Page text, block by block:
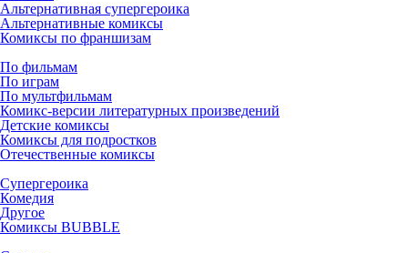
Альтернативная супергероика
Альтернативные комиксы
Комиксы по франшизам
По фильмам
По играм
По мультфильмам
Комикс-версии литературных произведений
Детские комиксы
Комиксы для подростков
Отечественные комиксы
Супергероика
Комедия
Другое
Комиксы BUBBLE